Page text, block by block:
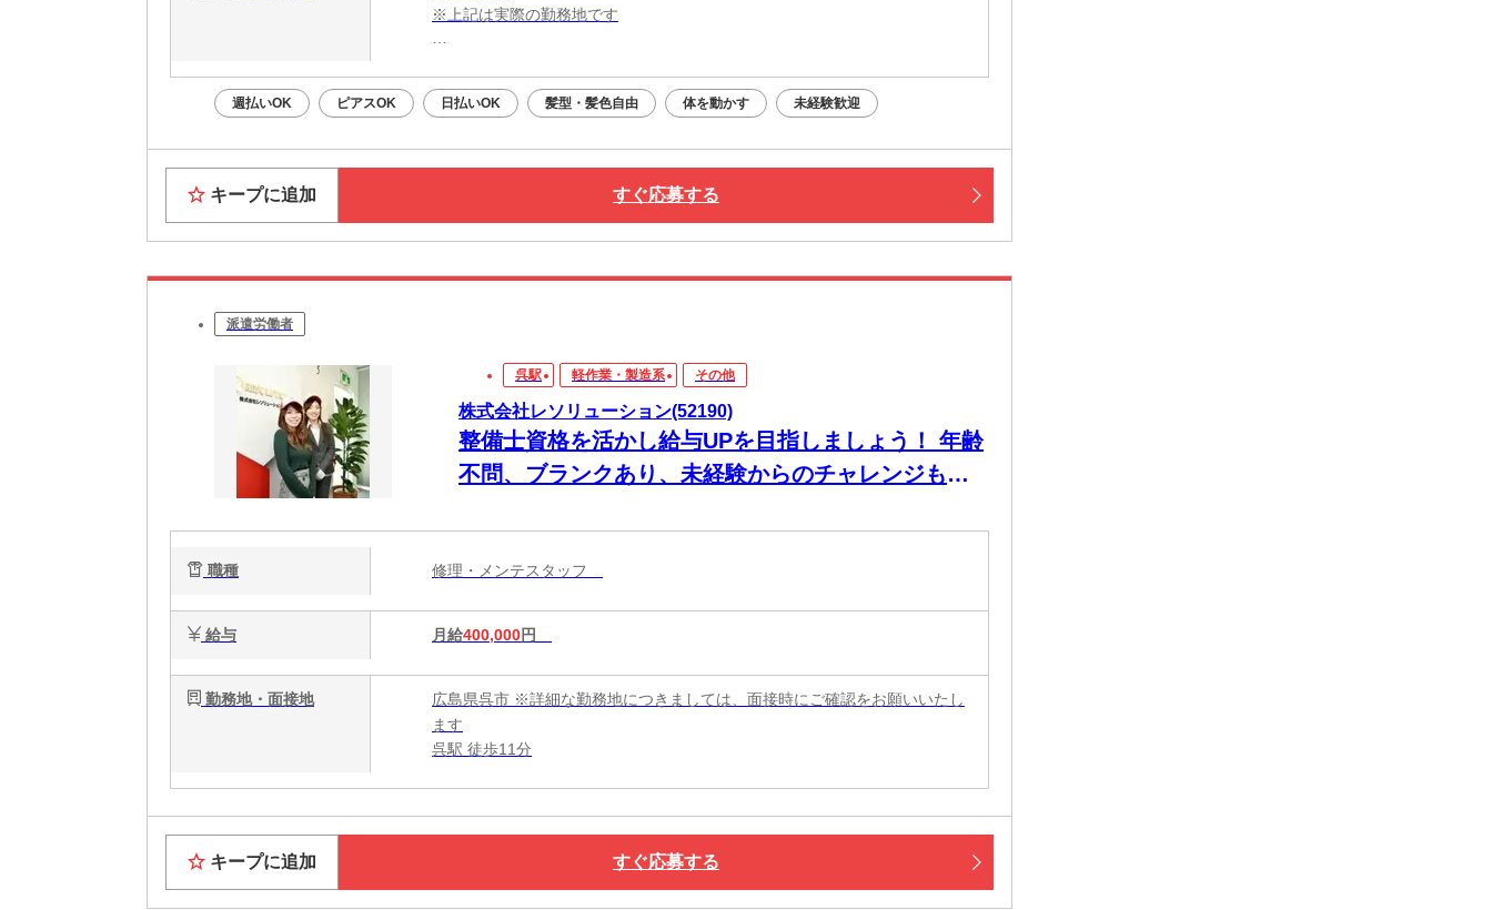
※上記は実際の勤務地です
Web面接・電話面接・対面面接から、ご希望の方法を選べます◎
週払いOK ピアスOK 日払いOK 髪型・髪色自由 体を動かす 未経験歓迎
キープに追加 すぐ応募する
派遣労働者
呉駅 軽作業・製造系 その他
株式会社レソリューション(52190)
整備士資格を活かし給与UPを目指しましょう！ 年齢
不問、ブランクあり、未経験からのチャレンジも応
職種 修理・メンテスタッフ
給与 月給400,000円
勤務地・面接地
広島県呉市 ※詳細な勤務地につきましては、面接時にご確認をお願いいたし
ます
呉駅 徒歩11分
キープに追加 すぐ応募する